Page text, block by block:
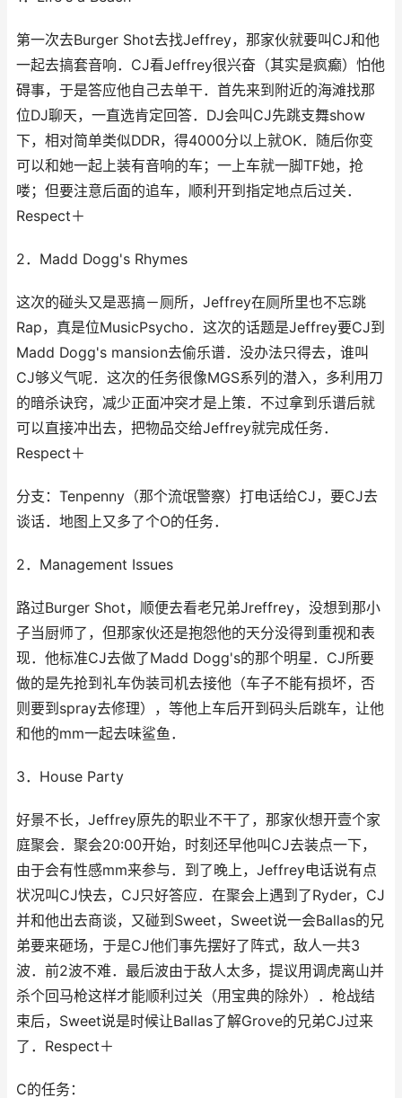
第一次去Burger Shot去找Jeffrey，那家伙就要叫CJ和他
一起去搞套音响．CJ看Jeffrey很兴奋（其实是疯癫）怕他
碍事，于是答应他自己去单干．首先来到附近的海滩找那
位DJ聊天，一直选肯定回答．DJ会叫CJ先跳支舞show
下，相对简单类似DDR，得4000分以上就OK．随后你变
可以和她一起上装有音响的车；一上车就一脚TF她，抢
喽；但要注意后面的追车，顺利开到指定地点后过关．
Respect＋
2．Madd Dogg's Rhymes
这次的碰头又是恶搞－厕所，Jeffrey在厕所里也不忘跳
Rap，真是位MusicPsycho．这次的话题是Jeffrey要CJ到
Madd Dogg's mansion去偷乐谱．没办法只得去，谁叫
CJ够义气呢．这次的任务很像MGS系列的潜入，多利用刀
的暗杀诀窍，减少正面冲突才是上策．不过拿到乐谱后就
可以直接冲出去，把物品交给Jeffrey就完成任务．
Respect＋
分支：Tenpenny（那个流氓警察）打电话给CJ，要CJ去
谈话．地图上又多了个O的任务．
2．Management Issues
路过Burger Shot，顺便去看老兄弟Jreffrey，没想到那小
子当厨师了，但那家伙还是抱怨他的天分没得到重视和表
现．他标准CJ去做了Madd Dogg's的那个明星．CJ所要
做的是先抢到礼车伪装司机去接他（车子不能有损坏，否
则要到spray去修理），等他上车后开到码头后跳车，让他
和他的mm一起去味鲨鱼．
3．House Party
好景不长，Jeffrey原先的职业不干了，那家伙想开壹个家
庭聚会．聚会20:00开始，时刻还早他叫CJ去装点一下，
由于会有性感mm来参与．到了晚上，Jeffrey电话说有点
状况叫CJ快去，CJ只好答应．在聚会上遇到了Ryder，CJ
并和他出去商谈，又碰到Sweet，Sweet说一会Ballas的兄
弟要来砸场，于是CJ他们事先摆好了阵式，敌人一共3
波．前2波不难．最后波由于敌人太多，提议用调虎离山并
杀个回马枪这样才能顺利过关（用宝典的除外）．枪战结
束后，Sweet说是时候让Ballas了解Grove的兄弟CJ过来
了．Respect＋
C的任务：